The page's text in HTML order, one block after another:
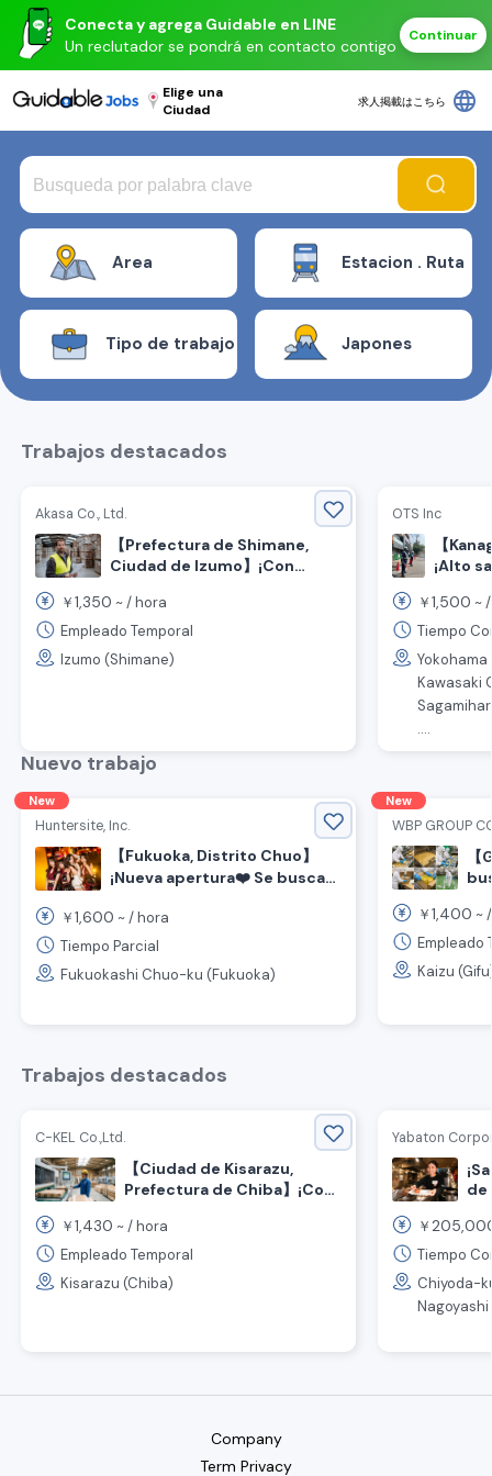
Conecta y agrega Guidable en LINE
Un reclutador se pondrá en contacto contigo
Continuar
Elige una
Ciudad
求人掲載はこちら language
Area Estacion . Ruta
Tipo de trabajo Japones
Trabajos destacados
Akasa Co., Ltd.
【Prefectura de Shimane,
Ciudad de Izumo】¡Con
buscan trabajadores de
logística!
￥1,350 ~ /hora
Empleado Temporal
Izumo (Shimane)
OTS Inc
【
¡Alto
￥1,500 ~
Tiempo
Kawasaki
....
Nuevo trabajo
New
Huntersite, Inc.
【Fukuoka, Distrito Chuo】
¡Nueva apertura❤️ Se buscan
shisha con concepto chino!
￥1,600 ~ /hora
Tiempo Parcial
Fukuokashi Chuo-ku (Fukuoka)
New
WBP GROUP
￥1,400 ~
Empleado
Kaizu
Trabajos destacados
C-KEL Co.,Ltd.
【Ciudad de Kisarazu,
Prefectura de Chiba】¡Con
recomendación de amigos!
¡Se busca personal para
inspección de madera!
￥1,430 ~ /hora
Empleado Temporal
Kisarazu (Chiba)
Yabaton
de
￥
Tiempo
Chiyoda-
Nagoyashi
Company
Term Privacy